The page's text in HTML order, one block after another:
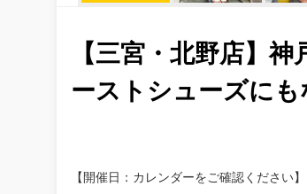
【三宮・北野店】
ーストシューズにも
【開催日：カレンダーをご確認ください】